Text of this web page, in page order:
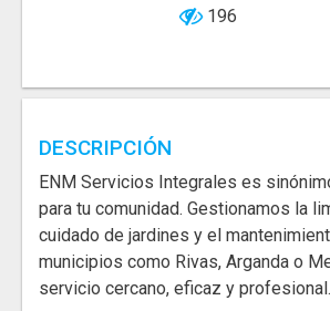
196
DESCRIPCIÓN
ENM Servicios Integrales es
para tu comunidad. Gestionamos la
cuidado de jardines y el
municipios como Rivas, Arganda o
servicio cercano, eficaz y profesional.